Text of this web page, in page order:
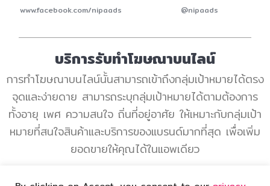
www.facebook.com/nipaads @nipaads
บริการรับทำโฆษณาบนไลน์
การทำโฆษณาบนไลน์นั้นสามารถเข้าถึงกลุ่มเป้าหมายได้ตรง
จุดและง่ายดาย สามารถระบุกลุ่มเป้าหมายได้ตามต้องการ
ทั้งอายุ เพศ ความสนใจ ถิ่นที่อยู่อาศัย ให้เหมาะกับกลุ่มเป้า
หมายที่สนใจสินค้าและบริการของแบรนด์มากที่สุด เพื่อเพิ่ม
ยอดขายให้คุณได้ในแอพเดียว
NIPA Technology Co., Ltd.